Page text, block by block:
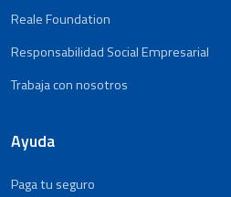
Reale Foundation
Responsabilidad Social Empresarial
Trabaja con nosotros
Ayuda
Paga tu seguro